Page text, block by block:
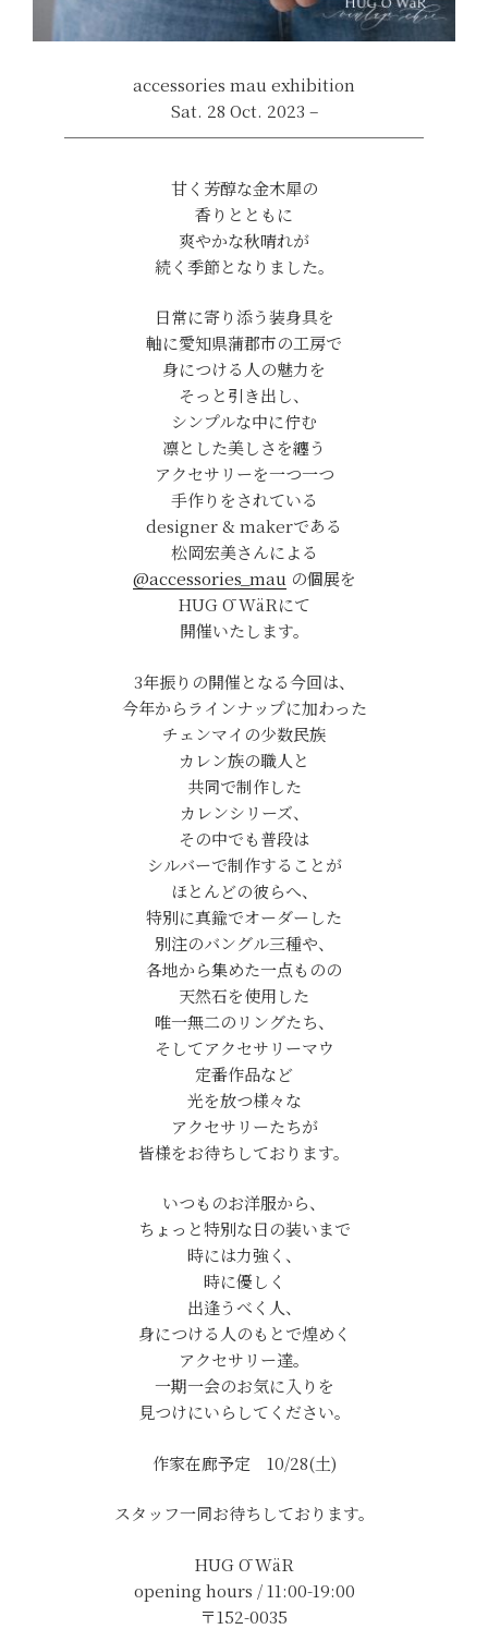
accessories mau exhibition
Sat. 28 Oct. 2023 –
──────────────────────
甘く芳醇な金木犀の
香りとともに
爽やかな秋晴れが
続く季節となりました。
日常に寄り添う装身具を
軸に愛知県蒲郡市の工房で
身につける人の魅力を
そっと引き出し、
シンプルな中に佇む
凛とした美しさを纏う
アクセサリーを一つ一つ
手作りをされている
designer & makerである
松岡宏美さんによる
@accessories_mau の個展を
HUG Ō WäRにて
開催いたします。
3年振りの開催となる今回は、
今年からラインナップに加わった
チェンマイの少数民族
カレン族の職人と
共同で制作した
カレンシリーズ、
その中でも普段は
シルバーで制作することが
ほとんどの彼らへ、
特別に真鍮でオーダーした
別注のバングル三種や、
各地から集めた一点ものの
天然石を使用した
唯一無二のリングたち、
そしてアクセサリーマウ
定番作品など
光を放つ様々な
アクセサリーたちが
皆様をお待ちしております。
いつものお洋服から、
ちょっと特別な日の装いまで
時には力強く、
時に優しく
出逢うべく人、
身につける人のもとで煌めく
アクセサリー達。
一期一会のお気に入りを
見つけにいらしてください。
作家在廊予定 10/28(土)
スタッフ一同お待ちしております。
HUG Ō WäR
opening hours / 11:00-19:00
〒152-0035